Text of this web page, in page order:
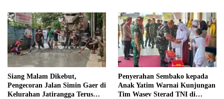
Siang Malam Dikebut,
Pengecoran Jalan Simin Gaer di
Kelurahan Jatirangga Terus
Penyerahan Sembako kepada
Anak Yatim Warnai Kunjungan
Tim Wasev Sterad TNI di